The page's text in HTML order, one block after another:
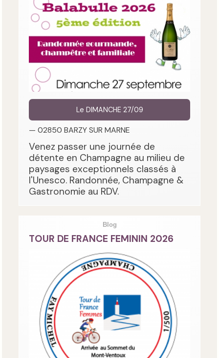
Le DIMANCHE 27/09
— 02850 BARZY SUR MARNE
Venez passer une journée de
détente en Champagne au milieu de
paysages exceptionnels classés à
l'Unesco. Randonnée, Champagne &
Gastronomie au RDV.
Blog
TOUR DE FRANCE FEMININ 2026